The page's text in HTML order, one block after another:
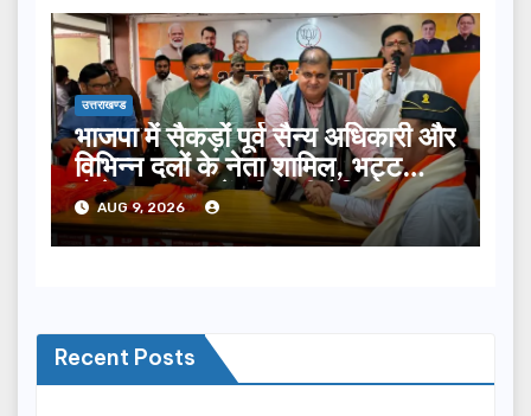
उत्तराखण्ड
भाजपा में सैकड़ों पूर्व सैन्य अधिकारी और
विभिन्न दलों के नेता शामिल, भट्ट
बोले- 2027 में जीत की हैट्रिक
लगाएगी पार्टी
AUG 9, 2026
Recent Posts